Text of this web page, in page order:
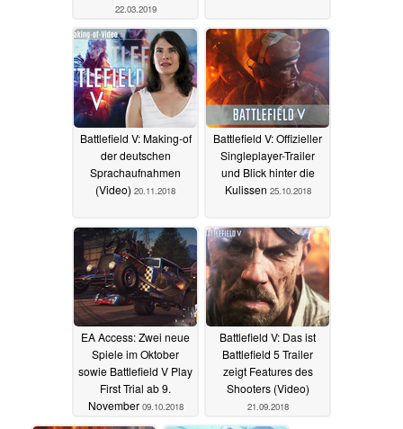
22.03.2019
Battlefield V: Making-of
der deutschen
Sprachaufnahmen
(Video) 20.11.2018
Battlefield V: Offizieller
Singleplayer-Trailer
und Blick hinter die
Kulissen 25.10.2018
EA Access: Zwei neue
Spiele im Oktober
sowie Battlefield V Play
First Trial ab 9.
November 09.10.2018
Battlefield V: Das ist
Battlefield 5 Trailer
zeigt Features des
Shooters (Video)
21.09.2018